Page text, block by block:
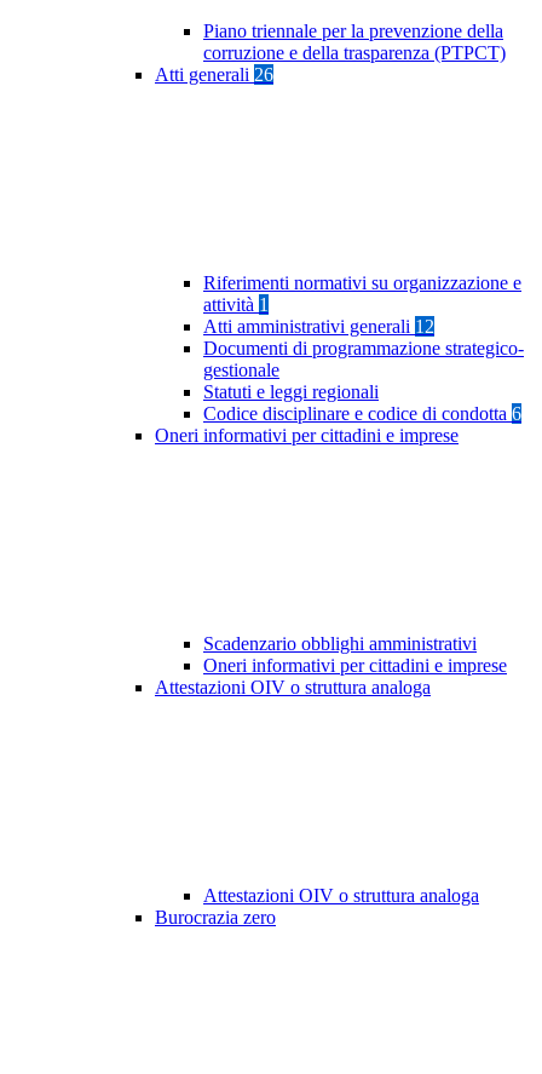
Piano triennale per la prevenzione della
corruzione e della trasparenza (PTPCT)
Atti generali 26
Riferimenti normativi su organizzazione e
attività 1
Atti amministrativi generali 12
Documenti di programmazione strategico-
gestionale
Statuti e leggi regionali
Codice disciplinare e codice di condotta 6
Oneri informativi per cittadini e imprese
Scadenzario obblighi amministrativi
Oneri informativi per cittadini e imprese
Attestazioni OIV o struttura analoga
Attestazioni OIV o struttura analoga
Burocrazia zero